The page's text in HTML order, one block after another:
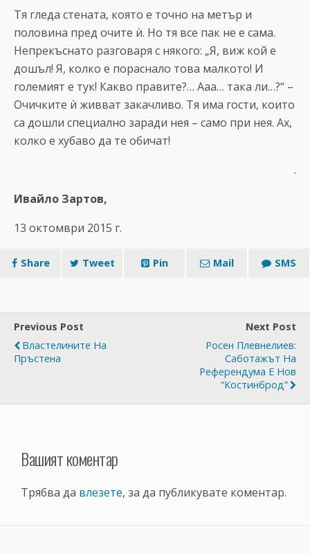
Тя гледа стената, която е точно на метър и
половина пред очите ѝ. Но тя все пак не е сама.
Непрекъснато разговаря с някого: „Я, виж кой е
дошъл! Я, колко е пораснало това малкото! И
големият е тук! Какво правите?… Ааа… така ли…?“ –
Очичките ѝ живват закачливо. Тя има гости, които
са дошли специално заради нея – само при нея. Ах,
колко е хубаво да те обичат!
.
Ивайло Зартов,
13 октомври 2015 г.
Share Tweet Pin Mail SMS
Previous Post
Властелините На
Пръстена
Next Post
Росен Плевнелиев:
Саботажът На
Референдума Е Нов
“Костинброд”
Вашият коментар
Трябва да влезете, за да публикувате коментар.